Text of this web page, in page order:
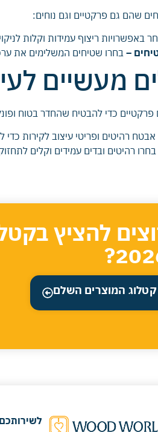
שהם גם פרקטיים וגם נוחים:
באפשרויות ריצוף עמידות וקלות
– בחרו שטיחים המשלימים את
מעשיים
כדי להבטיח שהחדר בטוח
אבטח רהיטים ופריטי עיצוב לקירות כדי
בחרו רהיטים ובדים עמידים וקלים
להציץ
קטלוג המוצרים השלם
לשירותכם